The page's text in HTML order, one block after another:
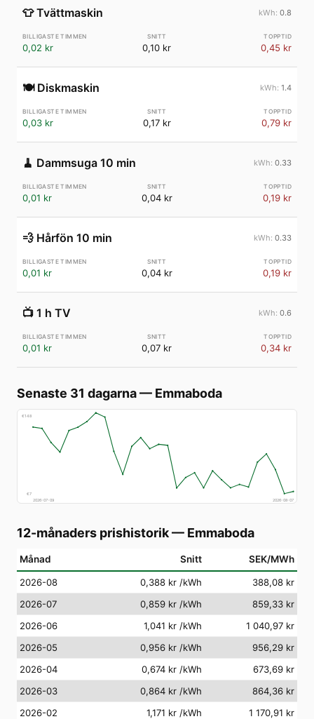
👕 Tvättmaskin 0.8
0,02 kr 0,10 kr 0,45 kr
🍽️ Diskmaskin 1.4
0,03 kr 0,17 kr 0,79 kr
🧹 Dammsuga 10 min 0.33
0,01 kr 0,04 kr 0,19 kr
💨 Hårfön 10 min 0.33
0,01 kr 0,04 kr 0,19 kr
📺 1 h TV 0.6
0,01 kr 0,07 kr 0,34 kr
Senaste 31 dagarna— Emmaboda
€148
€7
2026-07-09
2026-08-07
12-månaders prishistorik— Emmaboda
Månad Snitt SEK/MWh
2026-08 0,388 kr /kWh
388,08 kr
2026-07
0,859 kr /kWh
859,33 kr
2026-06
1,041 kr /kWh
1 040,97 kr
2026-05
0,956 kr /kWh
956,29 kr
2026-04
0,674 kr /kWh
673,69 kr
2026-03
0,864 kr /kWh
864,36 kr
2026-02
1,171 kr /kWh
1 170,91 kr